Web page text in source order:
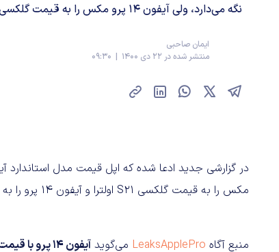
نگه می‌دارد، ولی آیفون 14 پرو مکس را به قیمت گلکسی S21 اولترا و آیفون 14 پرو را ...
ایمان صاحبی
منتشر شده در 22 دی 1400 | 09:30
مکس را به قیمت گلکسی S21 اولترا و آیفون 14 پرو را به قیمت آیفون 13 پرو مکس روانه بازار خواهد کرد.
منبع آگاه LeaksApplePro می‌گوید آیفون 14 پرو با قیمت 1099 دلار